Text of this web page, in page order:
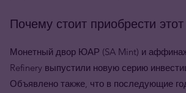
Почему стоит приобрести
Монетный двор ЮАР (SA Mint) и
Refinery выпустили новую серию
Объявлено также, что в последующие